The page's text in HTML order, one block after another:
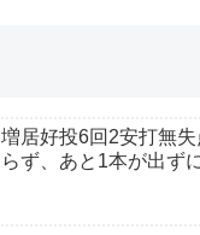
増居好投6回2安打無
らず、あと1本が出ず